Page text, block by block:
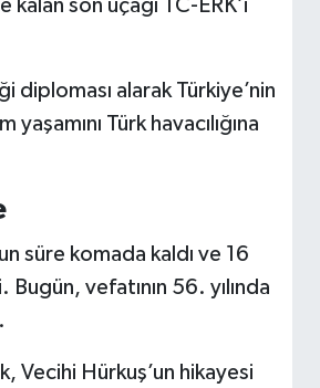
son uçağı TC-ERK’i
diploması alarak Türkiye’nin
Türk havacılığına
süre komada kaldı ve 16
vefatının 56. yılında
Vecihi Hürkuş’un hikayesi